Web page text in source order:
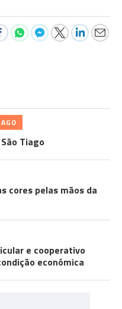
Tiago
cores pelas mãos da
e cooperativo
económica